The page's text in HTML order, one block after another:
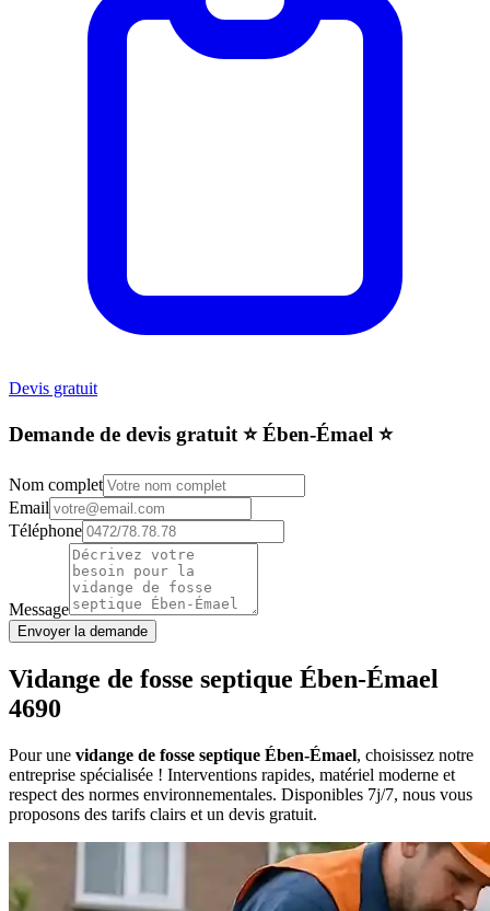
Devis gratuit
Demande de devis gratuit ⭐️ Ében-Émael ⭐️
Nom complet
Email
Téléphone
Message
Envoyer la demande
Vidange de fosse septique Ében-Émael
4690
Pour une vidange de fosse septique Ében-Émael, choisissez notre
entreprise spécialisée ! Interventions rapides, matériel moderne et
respect des normes environnementales. Disponibles 7j/7, nous vous
proposons des tarifs clairs et un devis gratuit.